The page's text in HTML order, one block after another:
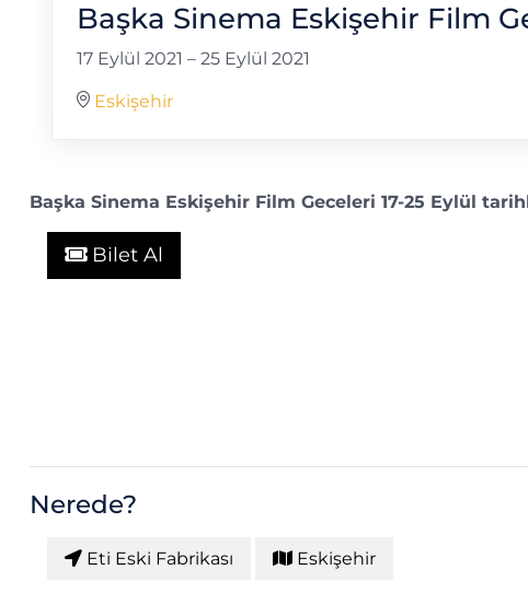
Başka Sinema Eskişehir Film
17 Eylül 2021 –25 Eylül 2021
Eskişehir
Başka Sinema Eskişehir Film Geceleri 17-25 Eylül
Bilet Al
Nerede?
Eti Eski Fabrikası Eskişehir